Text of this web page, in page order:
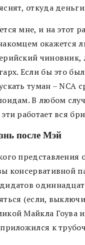
откуда
мне, и на этот
окажется
чиновник,
Если бы это
туман – NCA
В любом
работает вся
после Мэй
представления
консервативной
(если,
Майкла Гоува
к